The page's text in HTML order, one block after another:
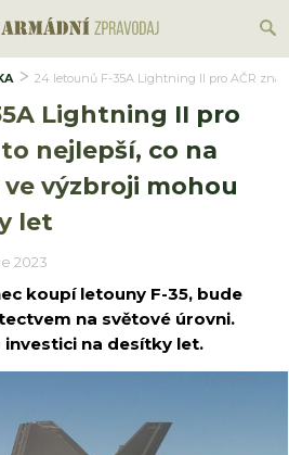
24 letounů F-35A Lightning II pro AČR
Lightning II pro
nejlepší, co na
výzbroji mohou
let
2023
koupí letouny F-35, bude
na světové úrovni.
investici na desítky let.